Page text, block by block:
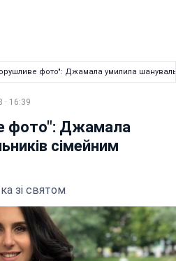
фото": Джамала умилила
· 16:39
фото": Джамала
сімейним
зі святом